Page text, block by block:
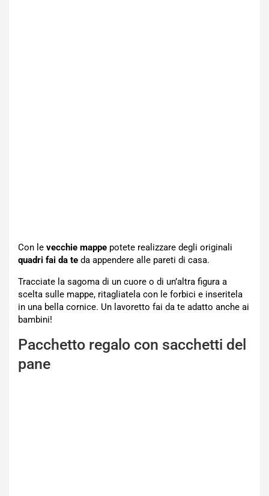
Con le vecchie mappe potete realizzare degli originali
quadri fai da te da appendere alle pareti di casa.
Tracciate la sagoma di un cuore o di un’altra figura a
scelta sulle mappe, ritagliatela con le forbici e inseritela
in una bella cornice. Un lavoretto fai da te adatto anche ai
bambini!
Pacchetto regalo con sacchetti del
pane